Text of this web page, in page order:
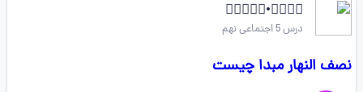
🇰⃢𝐈𝐍𝐆•𝐋𝐎𝐑ᬼ
درس 5 اجتماعی نهم
نصف النهار مبدا چیست